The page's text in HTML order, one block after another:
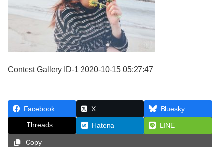
Contest Gallery ID-1 2020-10-15 05:27:47
Facebook X Bluesky
Threads Hatena LINE
Copy